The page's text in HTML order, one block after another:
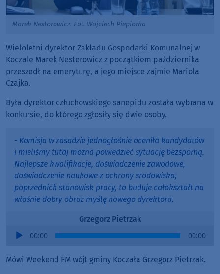
Marek Nestorowicz. Fot. Wojciech Piepiorka
Wieloletni dyrektor Zakładu Gospodarki Komunalnej w
Koczale Marek Nesterowicz z początkiem października
przeszedł na emeryturę, a jego miejsce zajmie Mariola
Czajka.
Była dyrektor człuchowskiego sanepidu została wybrana w
konkursie, do którego zgłosiły się dwie osoby.
- Komisja w zasadzie jednogłośnie oceniła kandydatów
i mieliśmy tutaj można powiedzieć sytuację bezsporną.
Najlepsze kwalifikacje, doświadczenie zawodowe,
doświadczenie naukowe z ochrony środowiska,
poprzednich stanowisk pracy, to buduje całokształt na
właśnie dobry obraz myślę nowego dyrektora.
Grzegorz Pietrzak
Audio
00:00 00:00
Mówi Weekend FM wójt gminy Koczała Grzegorz Pietrzak.